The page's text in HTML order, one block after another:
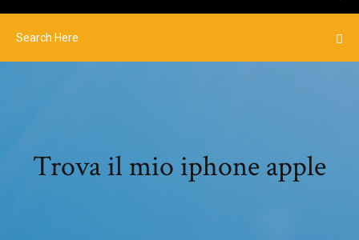
Trova il mio iphone apple